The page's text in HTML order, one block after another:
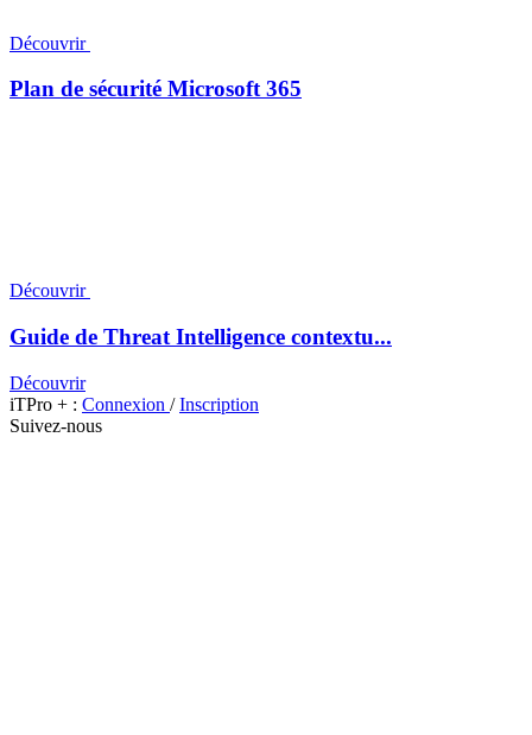
Découvrir
Plan de sécurité Microsoft 365
Découvrir
Guide de Threat Intelligence contextu...
Découvrir
iTPro + : Connexion /Inscription
Suivez-nous